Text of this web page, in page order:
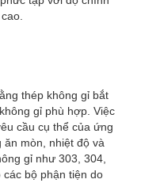
thép không gỉ bắt
gỉ phù hợp. Việc
cầu cụ thể của ứng
mòn, nhiệt độ và
gỉ như 303, 304,
bộ phận tiện do